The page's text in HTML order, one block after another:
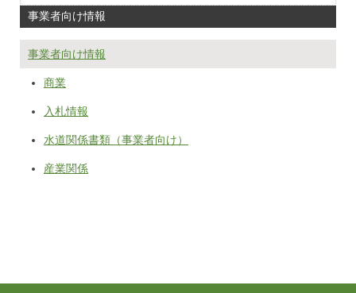
事業者向け情報
事業者向け情報
商業
入札情報
水道関係書類（事業者向け）
産業関係